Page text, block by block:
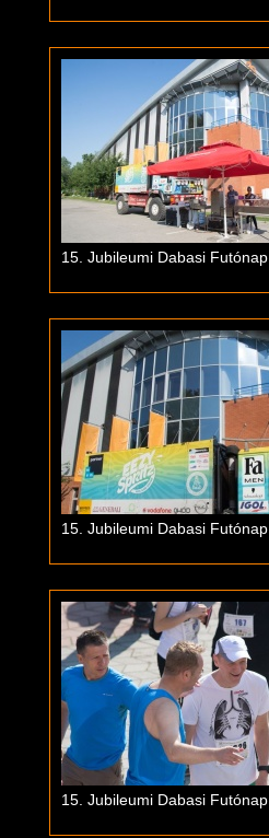
15. Jubileumi Dabasi Futónap
15. Jubileumi Dabasi Futónap
15. Jubileumi Dabasi Futónap